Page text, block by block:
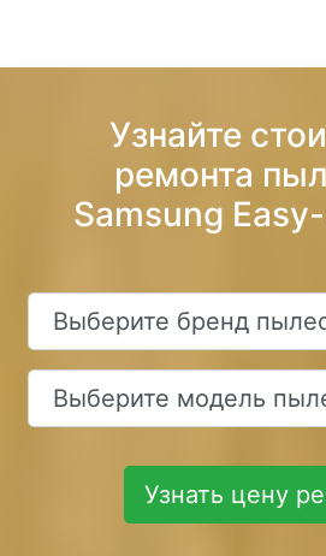
Узнайте
ремонта
Samsung
Узнать цену